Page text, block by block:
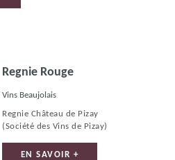
Regnie Rouge
Vins Beaujolais
Regnie Château de Pizay
(Société des Vins de Pizay)
EN SAVOIR +